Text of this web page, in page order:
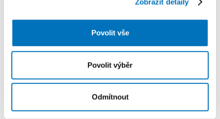
Povolit vše
Povolit výběr
Odmítnout
Ing. arch. František Němec a Mgr. Ivana Chodúrová, Kancelář
Reklamní sdělení